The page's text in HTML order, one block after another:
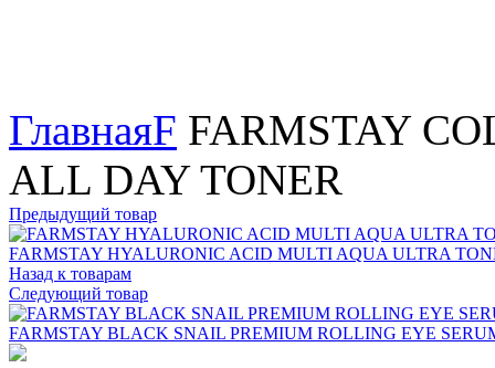
ГлавнаяF FARMSTAY
ALL DAY TONER
Предыдущий товар
FARMSTAY HYALURONIC ACID MULTI AQUA ULTRA
Назад к товарам
Следующий товар
FARMSTAY BLACK SNAIL PREMIUM ROLLING EYE